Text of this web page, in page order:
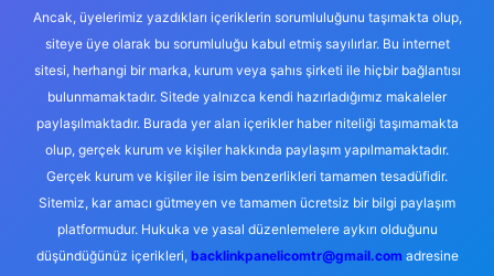
Ancak, üyelerimiz yazdıkları içeriklerin sorumluluğunu taşımakta olup,
siteye üye olarak bu sorumluluğu kabul etmiş sayılırlar. Bu internet
sitesi, herhangi bir marka, kurum veya şahıs şirketi ile hiçbir bağlantısı
bulunmamaktadır. Sitede yalnızca kendi hazırladığımız makaleler
paylaşılmaktadır. Burada yer alan içerikler haber niteliği taşımamakta
olup, gerçek kurum ve kişiler hakkında paylaşım yapılmamaktadır.
Gerçek kurum ve kişiler ile isim benzerlikleri tamamen tesadüfidir.
Sitemiz, kar amacı gütmeyen ve tamamen ücretsiz bir bilgi paylaşım
platformudur. Hukuka ve yasal düzenlemelere aykırı olduğunu
düşündüğünüz içerikleri, backlinkpanelicomtr@gmail.comadresine